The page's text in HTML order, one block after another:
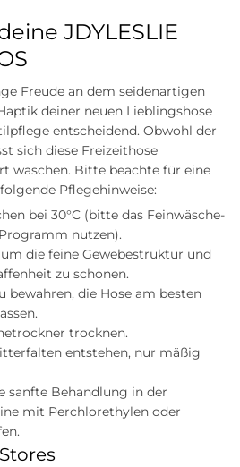
JDYLESLIE
Freude an dem seidenartigen
deiner neuen Lieblingshose
entscheidend. Obwohl der
sich diese Freizeithose
waschen. Bitte beachte für eine
Pflegehinweise:
bei 30°C (bitte das Feinwäsche-
nutzen).
die feine Gewebestruktur und
zu schonen.
bewahren, die Hose am besten
trocknen.
entstehen, nur mäßig
sanfte Behandlung in der
mit Perchlorethylen oder